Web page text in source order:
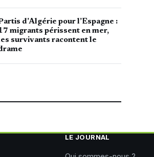
d’Algérie pour l’Espagne :
migrants périssent en mer,
survivants racontent le
LE JOURNAL